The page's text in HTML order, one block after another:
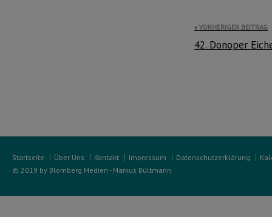
VORHERIGER BEITRAG
42. Donoper
Startseite Über Uns Kontakt Impressum Datenschutzerklärung
© 2019 by Blomberg Medien - Markus Bültmann